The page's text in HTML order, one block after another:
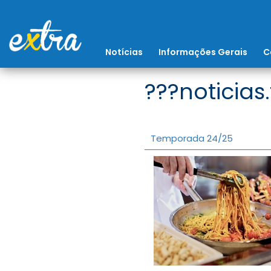
Notícias Informações Gerais
Temporada 24/25